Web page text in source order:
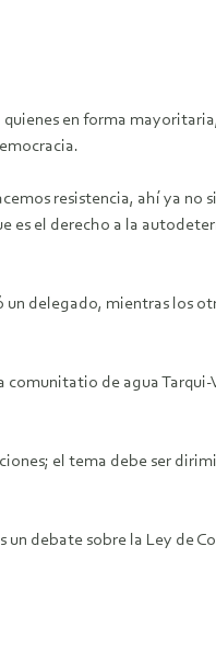
quienes en forma
resistencia, ahí ya no
es el derecho a la
delegado, mientras los
comunitatio de agua
el tema debe ser
un debate sobre la Ley de